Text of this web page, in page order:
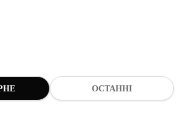
ОСТАННІ